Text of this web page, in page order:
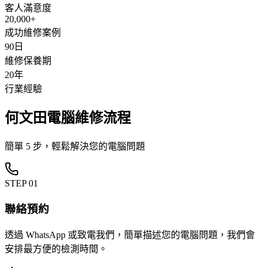
客人滿意度
20,000+
成功維修案例
90日
維修保養期
20年
行業經驗
何文田電腦維修流程
簡單 5 步，輕鬆解決您的電腦問題
STEP01
聯絡預約
透過 WhatsApp 或致電我們，簡單描述您的電腦問題，我們會
安排最方便的檢測時間。